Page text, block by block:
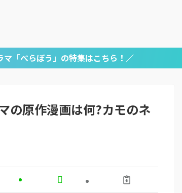
マ「べらぼう」の特集はこちら！／
の原作漫画は何?カモのネ